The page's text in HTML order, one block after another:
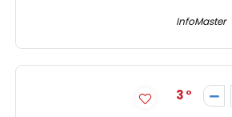
InfoMaster
3